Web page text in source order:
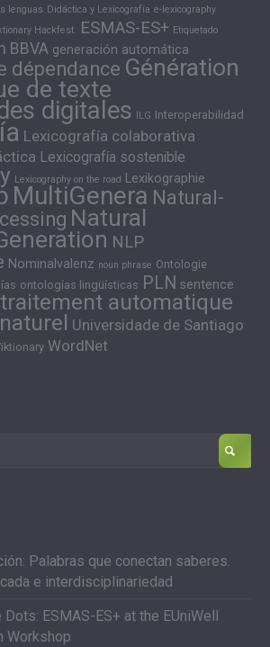
lenguas Didáctica y Lexicografía e-lexicography
Hackfest. ESMAS-ES+ Etiquetado
BBVA generación automática
dépendance Génération
de texte
digitales ILG Interoperabilidad
Lexicografía colaborativa
Lexicografía sostenible
Lexicography on the road Lexikographie
MultiGenera Natural-
Natural
NLP
Nominalvalenz noun phrase Ontologie
ontologías lingüísticas PLN sentence
traitement automatique
Universidade de Santiago
WordNet
Palabras que conectan saberes.
e interdisciplinariedad
ESMAS-ES+ at the EUniWell
Workshop